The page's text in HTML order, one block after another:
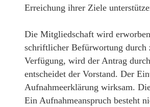
Erreichung ihrer Ziele
Die Mitgliedschaft wird
schriftlicher Befürwortung durch
Verfügung, wird der Antrag
entscheidet der Vorstand. Der
Aufnahmeerklärung wirksam.
Ein Aufnahmeanspruch besteht